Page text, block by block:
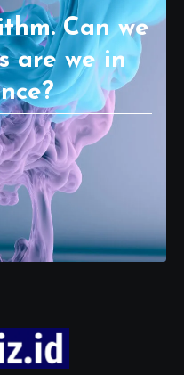
Can we
are we in